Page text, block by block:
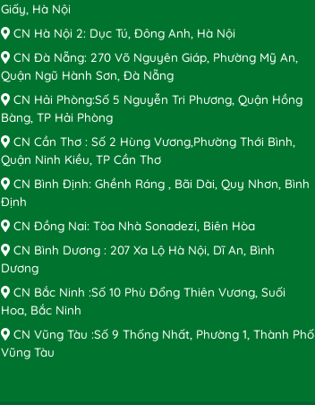
Giấy, Hà Nội
CN Hà Nội 2: Dục Tú, Đông Anh, Hà Nội
CN Đà Nẵng: 270 Võ Nguyên Giáp, Phường Mỹ An,
Quận Ngũ Hành Sơn, Đà Nẵng
CN Hải Phòng:Số 5 Nguyễn Tri Phương, Quận Hồng
Bàng, TP Hải Phòng
CN Cần Thơ : Số 2 Hùng Vương,Phường Thới Bình,
Quận Ninh Kiều, TP Cần Thơ
CN Bình Định: Ghềnh Ráng , Bãi Dài, Quy Nhơn, Bình
Định
CN Đồng Nai: Tòa Nhà Sonadezi, Biên Hòa
CN Bình Dương : 207 Xa Lộ Hà Nội, Dĩ An, Bình
Dương
CN Bắc Ninh :Số 10 Phù Đổng Thiên Vương, Suối
Hoa, Bắc Ninh
CN Vũng Tàu :Số 9 Thống Nhất, Phường 1, Thành Phố
Vũng Tàu